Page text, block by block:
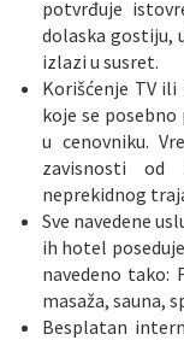
potvrđuje
dolaska gostiju,
izlazi u susret.
Korišćenje TV
koje se
u cenovniku.
zavisnosti
neprekidnog
Sve navedene
ih hotel
navedeno tako:
masaža, sauna,
Besplatan